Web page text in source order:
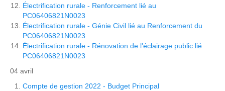
Électrification rurale - Renforcement lié au
PC06406821N0023
Électrification rurale - Génie Civil lié au Renforcement du
PC06406821N0023
Électrification rurale - Rénovation de l'éclairage public lié
PC06406821N0023
04 avril
Compte de gestion 2022 - Budget Principal